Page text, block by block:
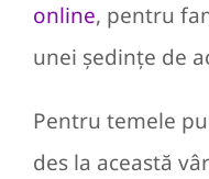
online, pentru
unei ședințe de
Pentru temele
des la această